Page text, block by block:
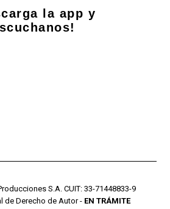
la app y
S.A. CUIT: 33-71448833-9
de Derecho de Autor - EN TRÁMITE